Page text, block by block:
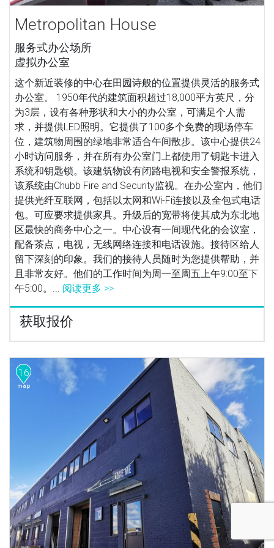
Metropolitan House
服务式办公场所
虚拟办公室
这个新近装修的中心在田园诗般的位置提供灵活的服务式
办公室。 1950年代的建筑面积超过18,000平方英尺，分
为3层，设有各种形状和大小的办公室，可满足个人需
求，并提供LED照明。它提供了100多个免费的现场停车
位，建筑物周围的绿地非常适合午间散步。该中心提供24
小时访问服务，并在所有办公室门上都使用了钥匙卡进入
系统和钥匙锁。该建筑物设有闭路电视和安全警报系统，
该系统由Chubb Fire and Security监视。在办公室内，他们
提供光纤互联网，包括以太网和Wi-Fi连接以及全包式电话
包。可应要求提供家具。升级后的宽带将使其成为东北地
区最快的商务中心之一。中心设有一间现代化的会议室，
配备茶点，电视，无线网络连接和电话设施。接待区给人
留下深刻的印象。我们的接待人员随时为您提供帮助，并
且非常友好。他们的工作时间为周一至周五上午9:00至下
午5:00。... 阅读更多 >>
获取报价
16